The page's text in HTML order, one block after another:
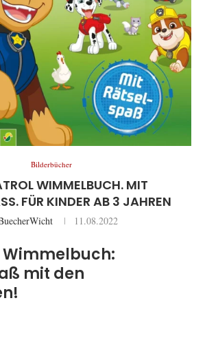
Bilderbücher
WIMMELBUCH. MIT
FÜR KINDER AB 3 JAHREN
11.08.2022
Wimmelbuch:
mit den